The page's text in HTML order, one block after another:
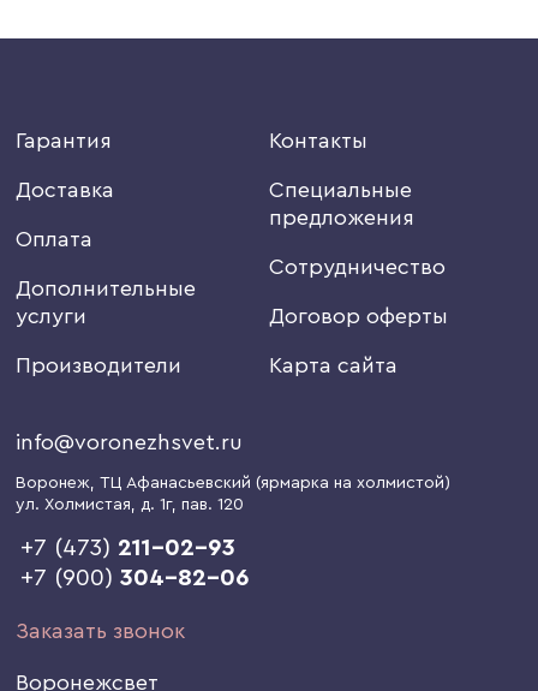
Гарантия
Доставка
Оплата
Дополнительные
услуги
Производители
Контакты
Специальные
предложения
Сотрудничество
Договор оферты
Карта сайта
info@voronezhsvet.ru
Воронеж, ТЦ Афанасьевский (ярмарка на холмистой)
ул. Холмистая, д. 1г, пав. 120
+7 (473) 211-02-93
+7 (900)304-82-06
Заказать звонок
Воронежсвет